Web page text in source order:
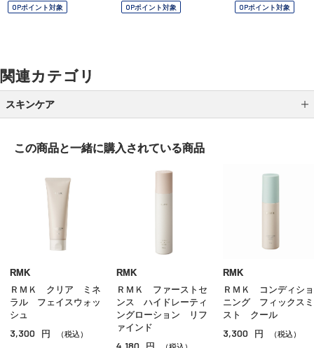
OPポイント対象 OPポイント対象 OPポイント対象
関連カテゴリ
スキンケア
美容液
オイル
この商品と一緒に購入されている商品
RMK
ＲＭＫ クリア ミネ
ラル フェイスウォッ
シュ
3,300 円 （税込）
RMK
ＲＭＫ ファーストセ
ンス ハイドレーティ
ングローション リフ
ァインド
4,180
RMK
ＲＭＫ コンディショ
ニング フィックスミ
スト クール
3,300 円 （税込）